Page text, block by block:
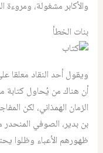
والأكابر مشغولة،
بنات الخطأ
ويقول أحد النقاد معلقا
أن هناك من يُحاول كتابة
الزمان الهمذاني، لكن
بن بدير، الصوفي
ظهورهم الأعباء وظلوا